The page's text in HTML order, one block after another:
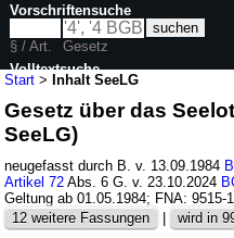
Start >Inhalt SeeLG
Gesetz über das
SeeLG)
neugefasst durch B. v. 13.09.1984
Artikel 72 Abs. 6 G. v. 23.10.2024
Geltung ab 01.05.1984; FNA: 9515-
12 weitere Fassungen
| wird in
Vorschriftensuche
§ / Art.
Gesetz
Volltextsuche
nur in SeeLG